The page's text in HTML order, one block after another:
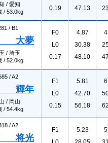
/ 愛知
/ 53.0kg
0.19
47.13
/ B1
大夢
/ 埼玉
/ 52.0kg
F0
L0
0.17
4.87
30.38
48.10
/A2
輝年
/ 岡山
/ 54.4kg
F1
L0
0.15
5.81
42.70
56.18
/A2
将光
F1
5.23